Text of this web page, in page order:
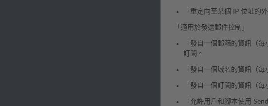
「重定向至某個 IP 位址的
「適用於發送郵件控制」
「發自一個郵箱的資訊（
訂閱。
「發自一個域名的資訊（
「發自一個訂閱的資訊（
「允許用戶和腳本使用